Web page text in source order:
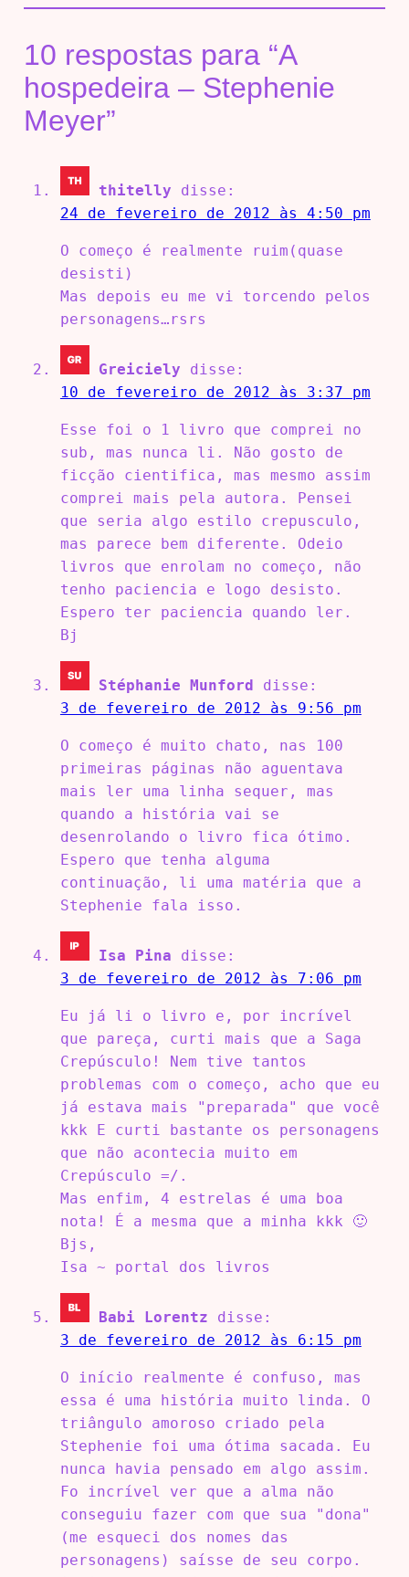
10 respostas para “A
hospedeira – Stephenie
Meyer”
thitelly
disse:
24 de fevereiro de 2012 às 4:50 pm
O começo é realmente ruim(quase
desisti)
Mas depois eu me vi torcendo pelos
personagens…rsrs
Greiciely
disse:
10 de fevereiro de 2012 às 3:37 pm
Esse foi o 1 livro que comprei no
sub, mas nunca li. Não gosto de
ficção cientifica, mas mesmo assim
comprei mais pela autora. Pensei
que seria algo estilo crepusculo,
mas parece bem diferente. Odeio
livros que enrolam no começo, não
tenho paciencia e logo desisto.
Espero ter paciencia quando ler.
Bj
Stéphanie Munford
disse:
3 de fevereiro de 2012 às 9:56 pm
O começo é muito chato, nas 100
primeiras páginas não aguentava
mais ler uma linha sequer, mas
quando a história vai se
desenrolando o livro fica ótimo.
Espero que tenha alguma
continuação, li uma matéria que a
Stephenie fala isso.
Isa Pina
disse:
3 de fevereiro de 2012 às 7:06 pm
Eu já li o livro e, por incrível
que pareça, curti mais que a Saga
Crepúsculo! Nem tive tantos
problemas com o começo, acho que eu
já estava mais "preparada" que você
kkk E curti bastante os personagens
que não acontecia muito em
Crepúsculo =/.
Mas enfim, 4 estrelas é uma boa
nota! É a mesma que a minha kkk 🙂
Bjs,
Isa ~ portal dos livros
Babi Lorentz
disse:
3 de fevereiro de 2012 às 6:15 pm
O início realmente é confuso, mas
essa é uma história muito linda. O
triângulo amoroso criado pela
Stephenie foi uma ótima sacada. Eu
nunca havia pensado em algo assim.
Fo incrível ver que a alma não
conseguiu fazer com que sua "dona"
(me esqueci dos nomes das
personagens) saísse de seu corpo.